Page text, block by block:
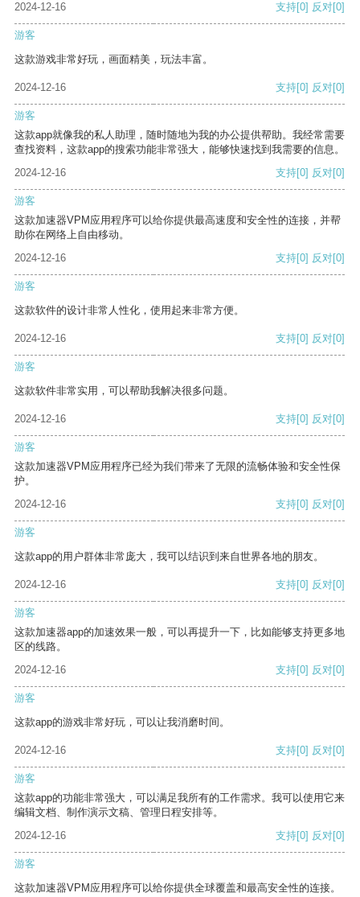
2024-12-16 支持[0] 反对[0]
游客
这款游戏非常好玩，画面精美，玩法丰富。
2024-12-16 支持[0] 反对[0]
游客
这款app就像我的私人助理，随时随地为我的办公提供帮助。我经常需要
查找资料，这款app的搜索功能非常强大，能够快速找到我需要的信息。
2024-12-16
支持[0] 反对[0]
游客
这款加速器VPM应用程序可以给你提供最高速度和安全性的连接，并帮
助你在网络上自由移动。
2024-12-16
支持[0] 反对[0]
游客
这款软件的设计非常人性化，使用起来非常方便。
2024-12-16 支持[0] 反对[0]
游客
这款软件非常实用，可以帮助我解决很多问题。
2024-12-16 支持[0] 反对[0]
游客
这款加速器VPM应用程序已经为我们带来了无限的流畅体验和安全性保
护。
2024-12-16
支持[0] 反对[0]
游客
这款app的用户群体非常庞大，我可以结识到来自世界各地的朋友。
2024-12-16 支持[0] 反对[0]
游客
这款加速器app的加速效果一般，可以再提升一下，比如能够支持更多地
区的线路。
2024-12-16
支持[0] 反对[0]
游客
这款app的游戏非常好玩，可以让我消磨时间。
2024-12-16 支持[0] 反对[0]
游客
这款app的功能非常强大，可以满足我所有的工作需求。我可以使用它来
编辑文档、制作演示文稿、管理日程安排等。
2024-12-16
支持[0] 反对[0]
游客
这款加速器VPM应用程序可以给你提供全球覆盖和最高安全性的连接。